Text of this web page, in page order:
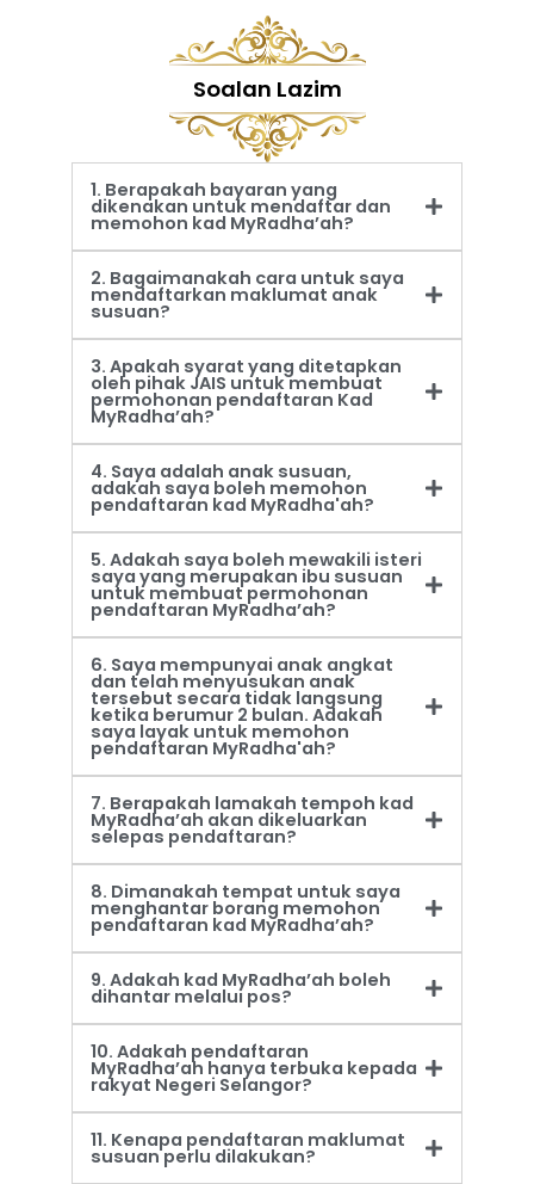
Soalan Lazim
1. Berapakah bayaran yang
dikenakan untuk mendaftar dan
memohon kad MyRadha’ah?
2. Bagaimanakah cara untuk saya
mendaftarkan maklumat anak
susuan?
3. Apakah syarat yang ditetapkan
oleh pihak JAIS untuk membuat
permohonan pendaftaran Kad
MyRadha’ah?
4. Saya adalah anak susuan,
adakah saya boleh memohon
pendaftaran kad MyRadha'ah?
5. Adakah saya boleh mewakili isteri
saya yang merupakan ibu susuan
untuk membuat permohonan
pendaftaran MyRadha’ah?
6. Saya mempunyai anak angkat
dan telah menyusukan anak
tersebut secara tidak langsung
ketika berumur 2 bulan. Adakah
saya layak untuk memohon
pendaftaran MyRadha'ah?
7. Berapakah lamakah tempoh kad
MyRadha’ah akan dikeluarkan
selepas pendaftaran?
8. Dimanakah tempat untuk saya
menghantar borang memohon
pendaftaran kad MyRadha’ah?
9. Adakah kad MyRadha’ah boleh
dihantar melalui pos?
10. Adakah pendaftaran
MyRadha’ah hanya terbuka kepada
rakyat Negeri Selangor?
11. Kenapa pendaftaran maklumat
susuan perlu dilakukan?